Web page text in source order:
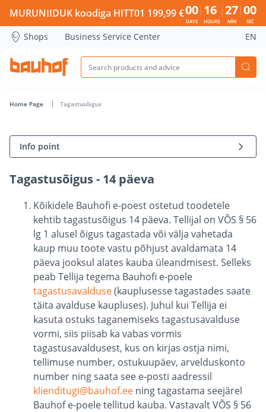
Tagastusõigus - Bauhof has loaded
MURUNIIDUK koodiga HITT01 199,99 €00
DAYS
16
HOURS
26
MIN
59
SEC
Shops Business Service Center EN
Home Page Tagastusõigus
Info point
Tagastusõigus - 14 päeva
Kõikidele Bauhofi e-poest ostetud toodetele
kehtib tagastusõigus 14 päeva. Tellijal on VÕS § 56
lg 1 alusel õigus tagastada või välja vahetada
kaup muu toote vastu põhjust avaldamata 14
päeva jooksul alates kauba üleandmisest. Selleks
peab Tellija tegema Bauhofi e-poele
tagastusavalduse(kauplusesse tagastades saate
täita avalduse kaupluses). Juhul kui Tellija ei
kasuta ostuks taganemiseks tagastusavalduse
vormi, siis piisab ka vabas vormis
tagastusavaldusest, kus on kirjas ostja nimi,
tellimuse number, ostukuupäev, arvelduskonto
number ning saata see e-posti aadressil
klienditugi@bauhof.ee ning tagastama seejärel
Bauhof e-poele tellitud kauba. Vastavalt VÕS § 56